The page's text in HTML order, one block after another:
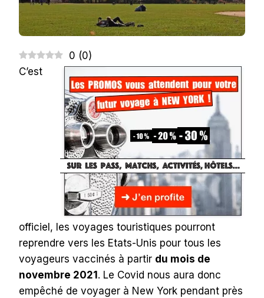
À
NEW
YORK
0 (0)
C’est
officiel, les voyages touristiques pourront
reprendre vers les Etats-Unis pour tous les
voyageurs vaccinés à partir du mois de
novembre 2021 . Le Covid nous aura donc
empêché de voyager à New York pendant près